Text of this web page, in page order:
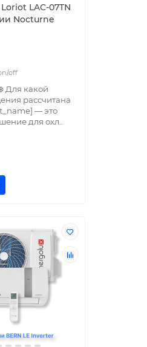
LAC-07TN
Nocturne
off
Для какой
рассчитана
— это
для охл..